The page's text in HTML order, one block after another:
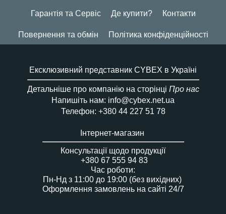
Гарантія та Сервіс Де купити? Контакти
Повернення та обмін Політика конфіденційності
Ексклюзивний представник CYBEX в Україні
Детальніше про компанію на сторінці Про нас
Напишіть нам: info@cybex.net.ua
Телефон: +380 44 227 51 78
Інтернет-магазин
Консультації щодо продукції
+380 67 555 94 83
Час роботи:
Пн-Нд з 11:00 до 19:00 (без вихідних)
Оформлення замовлень на сайті 24/7